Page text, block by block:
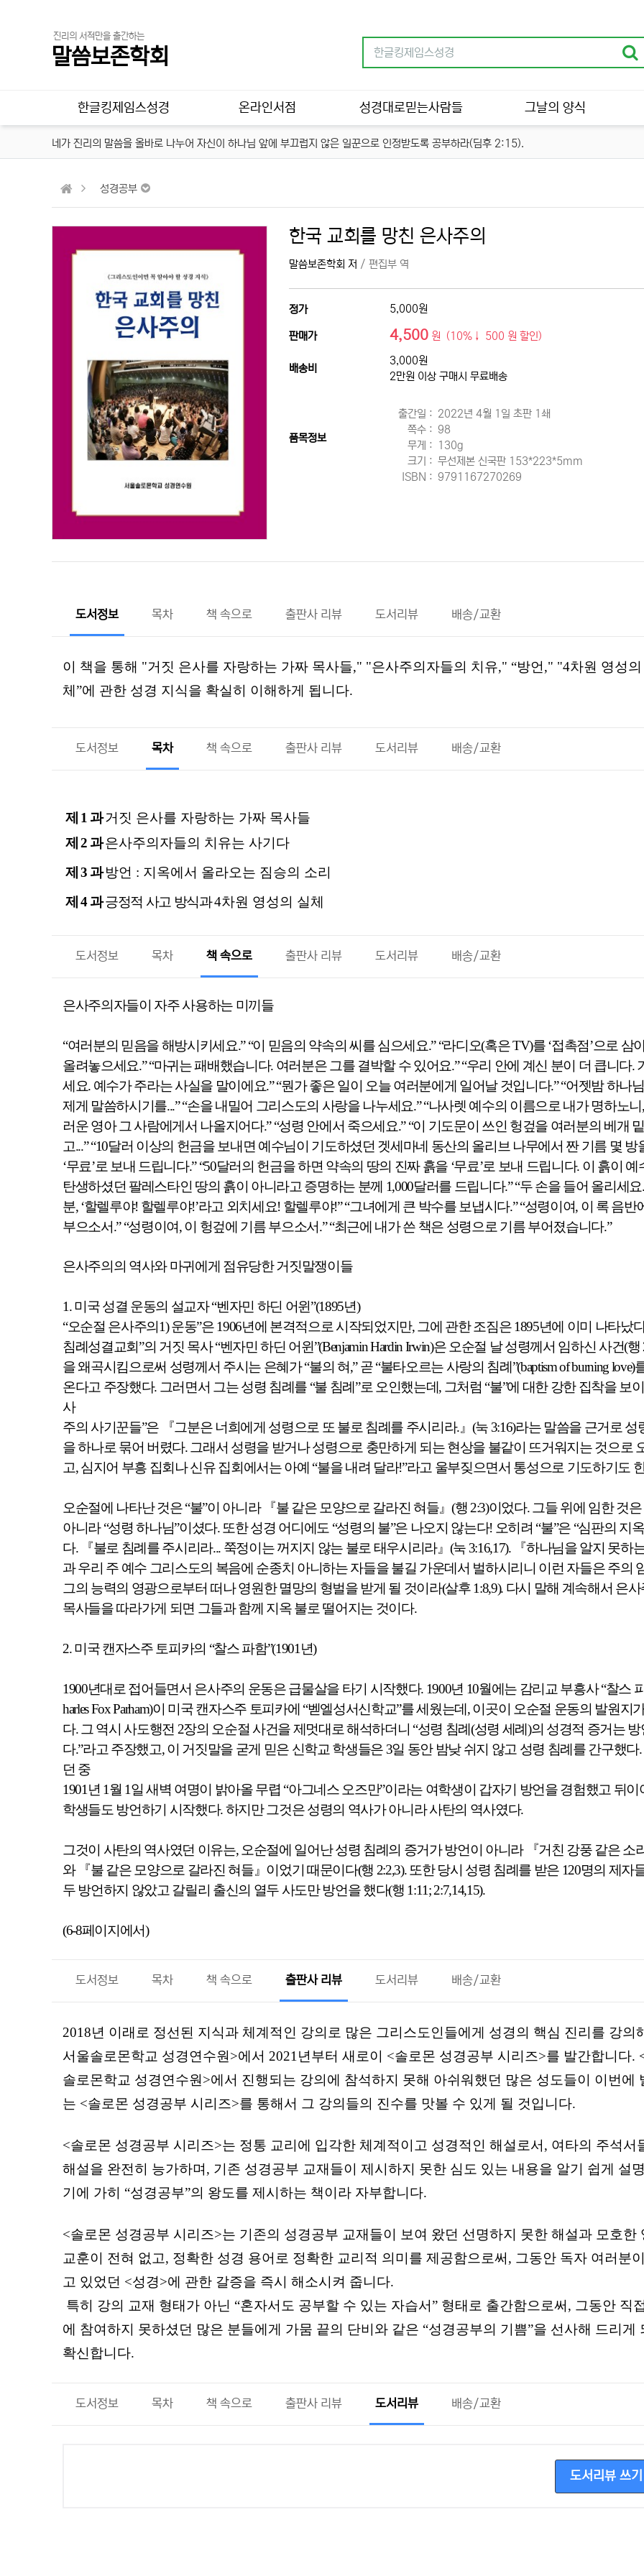
진리의 서적만을 출간하는
말씀보존학회
한글킹제임스성경 온라인서점 성경대로믿는사람들 그날의 양식
네가 진리의 말씀을 올바로 나누어 자신이 하나님 앞에 부끄럽지 않은 일꾼으로 인정받도록 공부하라(딤후 2:15).
성경공부
한국 교회를 망친 은사주의
말씀보존학회 저 / 편집부 역
정가 5,000원
판매가 4,500 원 (10%↓ 500 원 할인)
배송비
3,000원
2만원 이상 구매시 무료배송
품목정보
출간일 : 2022년 4월 1일 초판 1쇄
쪽수 : 98
무게 :
130g
크기 : 무선제본 신국판 153*223*5mm
ISBN : 9791167270269
도서정보 목차 책 속으로 출판사 리뷰 도서리뷰 배송/교환
이 책을 통해 "거짓 은사를 자랑하는 가짜 목사들," "은사주의자들의 치유," “방언," "4차원 영성
체”에 관한 성경 지식을 확실히 이해하게 됩니다.
도서정보 목차 책 속으로 출판사 리뷰 도서리뷰 배송/교환
제 1 과 거짓 은사를 자랑하는 가짜 목사들
제2 과 은사주의자들의 치유는 사기다
제3 과 방언 : 지옥에서 올라오는 짐승의 소리
제4과 긍정적 사고 방식과4차원 영성의 실체
도서정보 목차 책 속으로 출판사 리뷰 도서리뷰 배송/교환
은사주의자들이 자주 사용하는 미끼들
“여러분의 믿음을 해방시키세요.” “이 믿음의 약속의 씨를 심으세요.” “라디오(혹은TV)를‘접촉점’으로 삼
올려놓으세요.” “마귀는 패배했습니다. 여러분은 그를 결박할 수 있어요.” “우리 안에 계신 분이 더 큽니다.
세요. 예수가 주라는 사실을 말이에요.” “뭔가 좋은 일이 오늘 여러분에게 일어날 것입니다.” “어젯밤 하나
제게 말씀하시기를...” “손을 내밀어 그리스도의 사랑을 나누세요.” “나사렛 예수의 이름으로 내가 명하노니
러운 영아 그 사람에게서 나올지어다.” “성령 안에서 죽으세요.” “이 기도문이 쓰인 헝겊을 여러분의 베개
고...” “10달러 이상의 헌금을 보내면 예수님이 기도하셨던 겟세마네 동산의 올리브 나무에서 짠 기름 몇 방
‘무료’로 보내 드립니다.” “50달러의 헌금을 하면 약속의 땅의 진짜 흙을 ‘무료’로 보내 드립니다. 이 흙이 예
탄생하셨던 팔레스타인 땅의 흙이 아니라고 증명하는 분께 1,000달러를 드립니다.” “두 손을 들어 올리세요
분, ‘할렐루야! 할렐루야!’라고 외치세요! 할렐루야!” “그녀에게 큰 박수를 보냅시다.” “성령이여, 이 록 음반
부으소서.” “성령이여,이 헝겊에 기름 부으소서.” “최근에 내가 쓴 책은 성령으로 기름 부어졌습니다.”
은사주의의 역사와 마귀에게 점유당한 거짓말쟁이들
1.미국 성결 운동의 설교자“벤자민 하딘 어윈”(1895년)
“오순절 은사주의 1)운동”은1906년에 본격적으로 시작되었지만, 그에 관한 조짐은1895년에 이미 나타났
침례성결교회”의 거짓 목사“벤자민 하딘 어윈”(Benjamin Hardin Irwin)은 오순절 날 성령께서 임하신 사건(행
을 왜곡시킴으로써 성령께서 주시는 은혜가“불의 혀,”곧“불타오르는 사랑의 침례 ”(baptism of burning love)
온다고 주장했다. 그러면서 그는 성령 침례를 “불 침례”로 오인했는데 , 그처럼 “불”에 대한 강한 집착을 보
사
주의 사기꾼들”은 『그분은 너희에게 성령으로 또 불로 침례를 주시리라. 』 (눅 3:16)라는 말씀을 근거로 성
을 하나로 묶어 버렸다. 그래서 성령을 받거나 성령으로 충만하게 되는 현상을 불같이 뜨거워지는 것으로
고,심지어 부흥 집회나 신유 집회에서는 아예 “불을 내려 달라!”라고 울부짖으면서 통성으로 기도하기도
오순절에 나타난 것은“불”이 아니라 『불 같은 모양으로 갈라진 혀들』(행 2:3)이었다. 그들 위에 임한 것은
아니라“성령 하나님”이셨다. 또한 성경 어디에도 “성령의 불”은 나오지 않는다! 오히려 “불”은 “심판의 지
다. 『불로 침례를 주시리라... 쭉정이는 꺼지지 않는 불로 태우시리라』 (눅 3:16,17). 『하나님을 알지 못하
과 우리 주 예수 그리스도의 복음에 순종치 아니하는 자들을 불길 가운데서 벌하시리니 이런 자들은 주의
그의 능력의 영광으로부터 떠나 영원한 멸망의 형벌을 받게 될 것이라(살후1:8,9). 다시 말해 계속해서 은
목사들을 따라가게 되면 그들과 함께 지옥 불로 떨어지는 것이다.
2.미국 캔자스주 토피카의 “찰스 파함”(1901 년)
1900년대로 접어들면서 은사주의 운동은 급물살을 타기 시작했다. 1900년 10월에는 감리교 부흥사“찰스
harles Fox Parham)이 미국 캔자스주 토피카에 “벧엘성서신학교”를 세웠는데 ,이곳이 오순절 운동의 발원지
다. 그 역시 사도행전 2장의 오순절 사건을 제멋대로 해석하더니 “성령 침례(성령 세례)의 성경적 증거는 방
다.”라고 주장했고,이 거짓말을 굳게 믿은 신학교 학생들은 3일 동안 밤낮 쉬지 않고 성령 침례를 간구했다.
던 중
1901 년 1월 1일 새벽 여명이 밝아올 무렵 “아그네스 오즈만”이라는 여학생이 갑자기 방언을 경험했고 뒤이
학생들도 방언하기 시작했다.하지만 그것은 성령의 역사가 아니라 사탄의 역사였다.
그것이 사탄의 역사였던 이유는, 오순절에 일어난 성령 침례의 증거가 방언이 아니라 『거친 강풍 같은 소
와
『불 같은 모양으로 갈라진 혀들』 이었기 때문이다(행 2:2,3). 또한 당시 성령 침례를 받은 120명의 제자
두 방언하지 않았고 갈릴리 출신의 열두 사도만 방언을 했다(행 1:11; 2:7,14,15).
(6-8페이지에서)
도서정보 목차 책 속으로 출판사 리뷰 도서리뷰 배송/교환
2018년 이래로 정선된 지식과 체계적인 강의로 많은 그리스도인들에게 성경의 핵심 진리를 강의
서울솔로몬학교 성경연수원>에서 2021년부터 새로이 <솔로몬 성경공부 시리즈>를 발간합니다.
솔로몬학교 성경연수원>에서 진행되는 강의에 참석하지 못해 아쉬워했던 많은 성도들이 이번에
는 <솔로몬 성경공부 시리즈>를 통해서 그 강의들의 진수를 맛볼 수 있게 될 것입니다.
<솔로몬 성경공부 시리즈>는 정통 교리에 입각한 체계적이고 성경적인 해설로서, 여타의 주석서
해설을 완전히 능가하며, 기존 성경공부 교재들이 제시하지 못한 심도 있는 내용을 알기 쉽게 설
기에 가히 “성경공부”의 왕도를 제시하는 책이라 자부합니다.
<솔로몬 성경공부 시리즈>는 기존의 성경공부 교재들이 보여 왔던 선명하지 못한 해설과 모호한
교훈이 전혀 없고, 정확한 성경 용어로 정확한 교리적 의미를 제공함으로써, 그동안 독자 여러분
고 있었던 <성경>에 관한 갈증을 즉시 해소시켜 줍니다.
특히 강의 교재 형태가 아닌 “혼자서도 공부할 수 있는 자습서” 형태로 출간함으로써, 그동안 직
에 참여하지 못하셨던 많은 분들에게 가뭄 끝의 단비와 같은 “성경공부의 기쁨”을 선사해 드리게
확신합니다.
도서정보 목차 책 속으로 출판사 리뷰 도서리뷰 배송/교환
도서리뷰 쓰기